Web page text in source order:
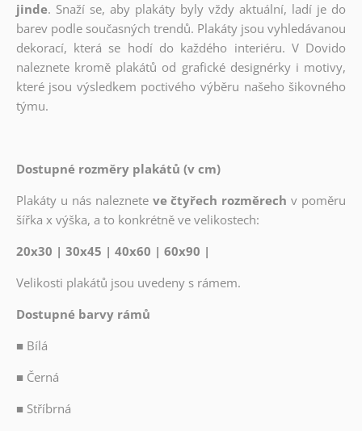
jinde. Snaží se, aby plakáty byly vždy aktuální, ladí je do
barev podle současných trendů. Plakáty jsou vyhledávanou
dekorací, která se hodí do každého interiéru. V Dovido
naleznete kromě plakátů od grafické designérky i motivy,
které jsou výsledkem poctivého výběru našeho šikovného
týmu.
Dostupné rozměry plakátů (v cm)
Plakáty u nás naleznete ve čtyřech rozměrech v poměru
šířka x výška, a to konkrétně ve velikostech:
20x30 | 30x45 | 40x60 | 60x90 |
Velikosti plakátů jsou uvedeny s rámem.
Dostupné barvy rámů
■ Bílá
■ Černá
■ Stříbrná